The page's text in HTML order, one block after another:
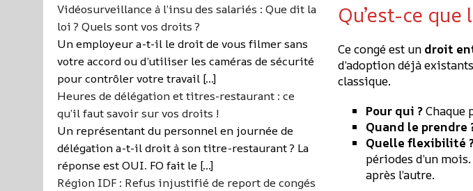
Qu’est-ce
Ce congé est un droit
d’adoption déjà
classique.
Pour qui ?Chaque
Quand le prendre
Quelle flexibilité
périodes d’un
après l’autre.
Vidéosurveillance à l’insu des salariés : Que dit la
loi ? Quels sont vos droits ?
Un employeur a-t-il le droit de vous filmer sans
votre accord ou d’utiliser les caméras de sécurité
pour contrôler votre travail […]
Heures de délégation et titres-restaurant : ce
qu’il faut savoir sur vos droits !
Un représentant du personnel en journée de
délégation a-t-il droit à son titre-restaurant ? La
réponse est OUI. FO fait le […]
Région IDF : Refus injustifié de report de congés